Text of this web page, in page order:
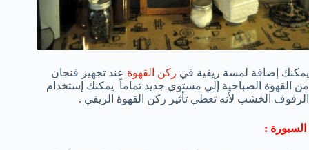
يمكنك إضافة لمسة ريفية في ركن القهوة عند تجهيز فنجان
من القهوة الصباحية إلي مستوي جديد تماماً يمكنك إستخدام
الرفوف الخشب لأنه تعطي تأثير ركن القهوة الريفي .
السبورة :